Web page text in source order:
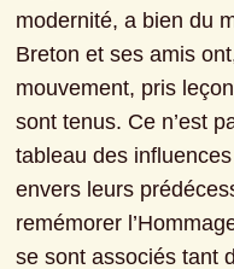
modernité, a bien du
Breton et ses amis
mouvement, pris
sont tenus. Ce n’est
tableau des
envers leurs
remémorer